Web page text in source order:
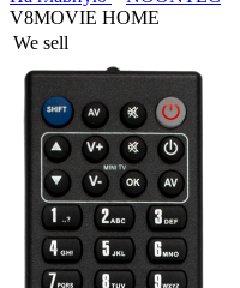
V8MOVIE HOME
We sell